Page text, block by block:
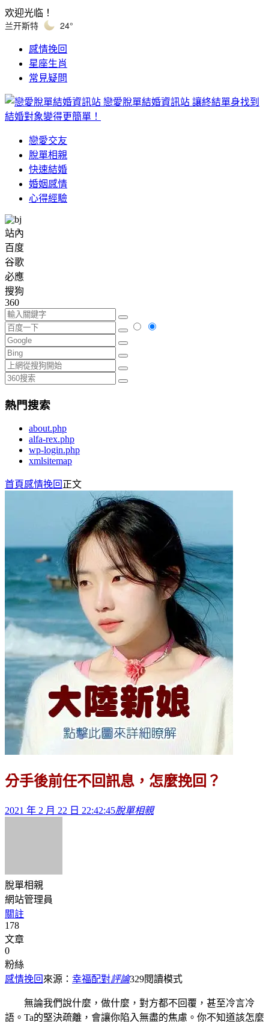
欢迎光临！
兰开斯特 24°
感情挽回
星座生肖
常見疑問
戀愛脫單結婚資訊站 讓終結單身找到
結婚對象變得更簡單！
戀愛交友
脫單相親
快速結婚
婚姻感情
心得經驗
站內
百度
谷歌
必應
搜狗
360
熱門搜索
about.php
alfa-rex.php
wp-login.php
xmlsitemap
首頁感情挽回 正文
分手後前任不回訊息，怎麼挽回？
2021 年 2 月 22 日 22:42:45脫單相親
脫單相親
網站管理員
關註
178
文章
0
粉絲
感情挽回 來源： 幸福配對評論329閱讀模式
無論我們說什麼，做什麼，對方都不回覆，甚至冷言冷
語。Ta的堅決疏離，會讓你陷入無盡的焦慮。你不知道該怎麼